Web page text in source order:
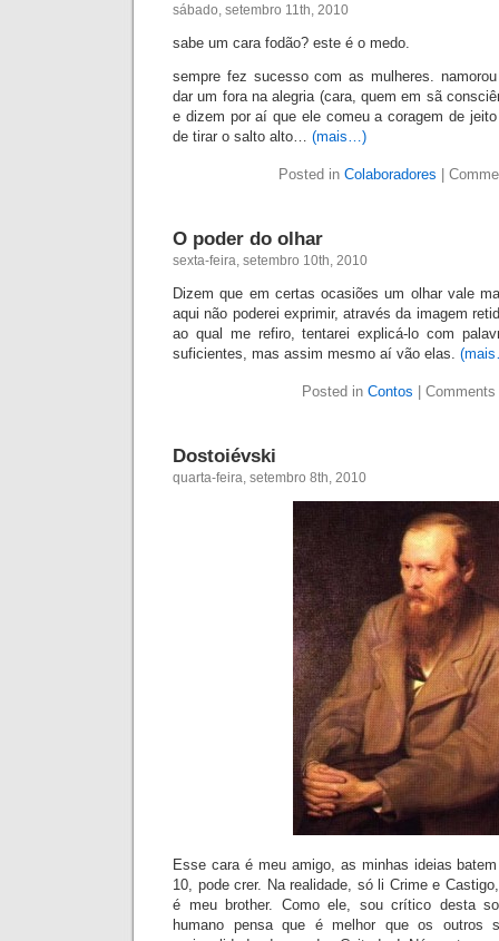
sábado, setembro 11th, 2010
sabe um cara fodão? este é o medo.
sempre fez sucesso com as mulheres.
dar um fora na alegria (cara, quem em sã
e dizem por aí que ele comeu a coragem de
de tirar o salto alto… (mais…)
Posted in Colaboradores
O poder do olhar
sexta-feira, setembro 10th, 2010
Dizem que em certas ocasiões um olhar vale
aqui não poderei exprimir, através da imagem
ao qual me refiro, tentarei explicá-lo com
suficientes, mas assim mesmo aí vão elas.
Posted in Contos Comments
Dostoiévski
quarta-feira, setembro 8th, 2010
Esse cara é meu amigo, as minhas ideias
10, pode crer. Na realidade, só li Crime e
é meu brother. Como ele, sou crítico desta
humano pensa que é melhor que os outros